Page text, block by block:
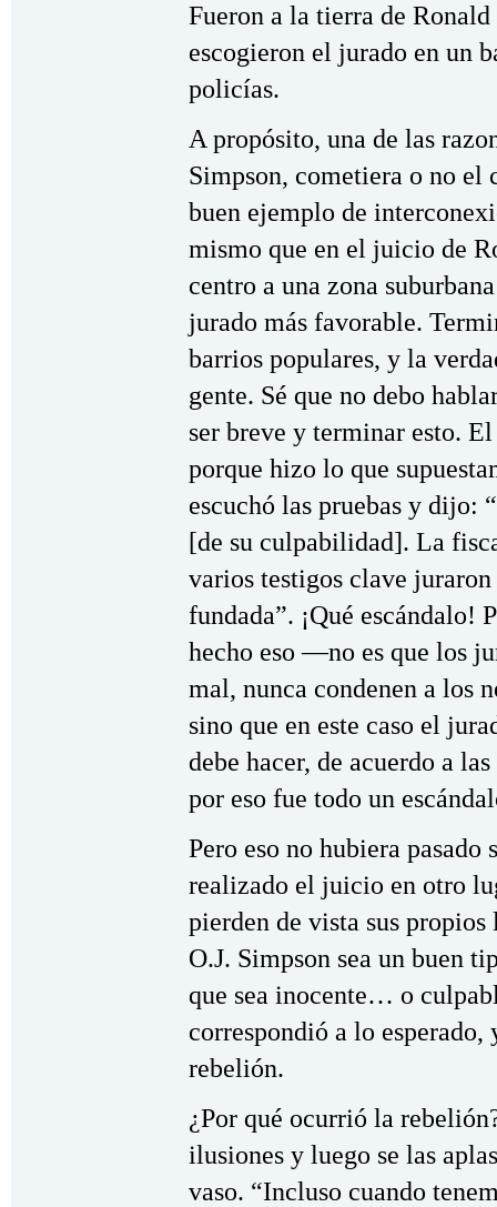
Fueron a la tierra de
escogieron el jurado en un
policías.
A propósito, una de las
Simpson, cometiera o no el
buen ejemplo de
mismo que en el juicio de
centro a una zona
jurado más favorable.
barrios populares, y la
gente. Sé que no debo
ser breve y terminar esto.
porque hizo lo que
escuchó las pruebas y dijo:
[de su culpabilidad]. La
varios testigos clave
fundada”. ¡Qué escándalo!
hecho eso —no es que los
mal, nunca condenen a los
sino que en este caso el
debe hacer, de acuerdo a
por eso fue todo un
Pero eso no hubiera
realizado el juicio en otro
pierden de vista sus
O.J. Simpson sea un buen
que sea inocente… o
correspondió a lo esperado,
rebelión.
¿Por qué ocurrió la
ilusiones y luego se las
vaso. “Incluso cuando